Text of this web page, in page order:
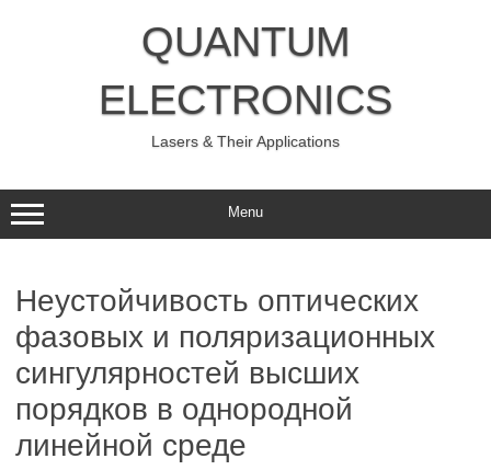
QUANTUM
ELECTRONICS
Lasers & Their Applications
Menu
Неустойчивость оптических
фазовых и поляризационных
сингулярностей высших
порядков в однородной
линейной среде